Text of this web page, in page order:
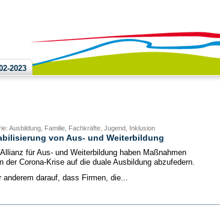
2023
Ausbildung, Familie, Fachkräfte, Jugend, Inklusion
von Aus- und Weiterbildung
für Aus- und Weiterbildung haben Maßnahmen
der Corona-Krise auf die duale Ausbildung abzufedern.
darauf, dass Firmen, die...